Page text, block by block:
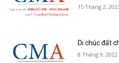
15 Tháng 2,
Di chúc đất
8 Tháng 9, 2022